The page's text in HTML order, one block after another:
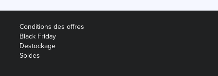
Conditions des offres
Black Friday
Destockage
Soldes